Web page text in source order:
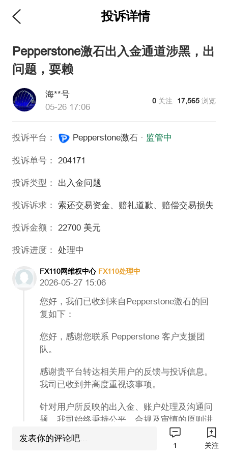
投诉详情
Pepperstone激石出入金通道涉黑，出
问题，耍赖
海**号
05-26 17:06
0 关注· 17,565 浏览
投诉平台： Pepperstone激石· 监管中
投诉单号： 204171
投诉类型： 出入金问题
投诉诉求： 索还交易资金、赔礼道歉、赔偿交易损失
投诉金额： 22700 美元
投诉进度： 处理中
FX110网维权中心 FX110处理中
2026-05-27 15:06
您好，我们已收到来自Pepperstone激石的回
复如下：
您好，感谢您联系 Pepperstone 客户支援团
队。
感谢贵平台转达相关用户的反馈与投诉信息。
我司已收到并高度重视该事项。
针对用户所反映的出入金、账户处理及沟通问
题，我司始终秉持公平、合规及审慎的原则进
行审核与处理。由于部分支付通道及银行卡冻
结问题涉及第三方支付机构、银行风控及当地
发表你的评论吧...
1 关注